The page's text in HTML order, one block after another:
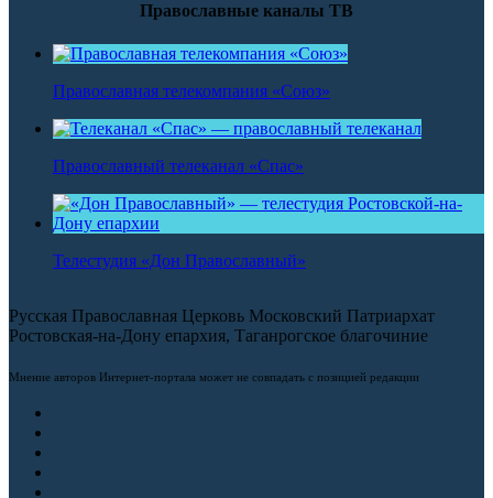
Православные каналы ТВ
Православная телекомпания «Союз»
Православный телеканал «Спас»
Телестудия «Дон Православный»
Русская Православная Церковь Московский Патриархат
Ростовская-на-Дону епархия, Таганрогское благочиние
Мнение авторов Интернет-портала может не совпадать с позицией редакции